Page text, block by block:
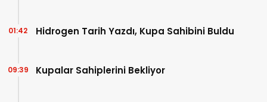
Hidrogen Tarih Yazdı, Kupa Sahibini Buldu
01:42
Kupalar Sahiplerini Bekliyor
09:39